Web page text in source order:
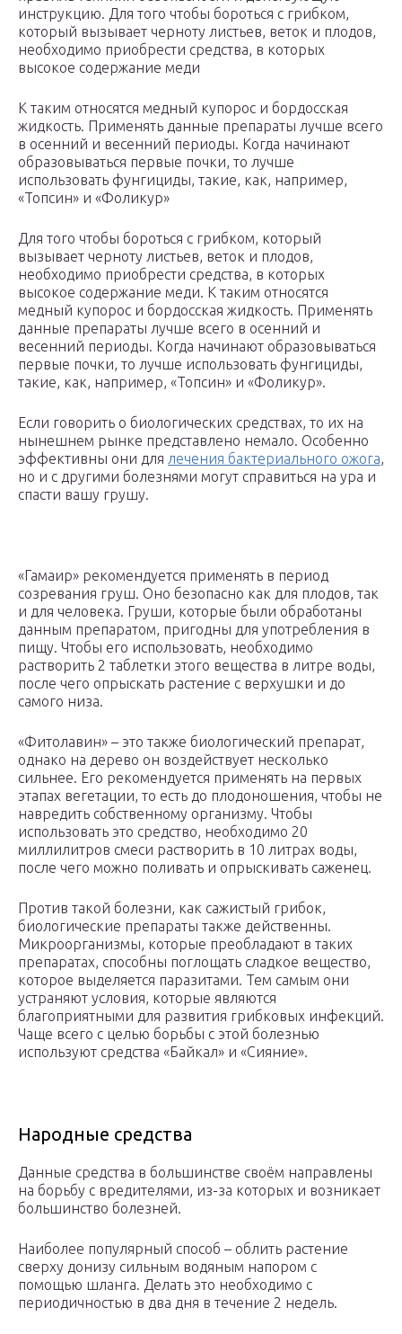
инструкцию. Для того чтобы бороться с грибком,
который вызывает черноту листьев, веток и плодов,
необходимо приобрести средства, в которых
высокое содержание меди
К таким относятся медный купорос и бордосская
жидкость. Применять данные препараты лучше всего
в осенний и весенний периоды. Когда начинают
образовываться первые почки, то лучше
использовать фунгициды, такие, как, например,
«Топсин» и «Фоликур»
Для того чтобы бороться с грибком, который
вызывает черноту листьев, веток и плодов,
необходимо приобрести средства, в которых
высокое содержание меди. К таким относятся
медный купорос и бордосская жидкость. Применять
данные препараты лучше всего в осенний и
весенний периоды. Когда начинают образовываться
первые почки, то лучше использовать фунгициды,
такие, как, например, «Топсин» и «Фоликур».
Если говорить о биологических средствах, то их на
нынешнем рынке представлено немало. Особенно
эффективны они для лечения бактериального ожога,
но и с другими болезнями могут справиться на ура и
спасти вашу грушу.
«Гамаир» рекомендуется применять в период
созревания груш. Оно безопасно как для плодов, так
и для человека. Груши, которые были обработаны
данным препаратом, пригодны для употребления в
пищу. Чтобы его использовать, необходимо
растворить 2 таблетки этого вещества в литре воды,
после чего опрыскать растение с верхушки и до
самого низа.
«Фитолавин» – это также биологический препарат,
однако на дерево он воздействует несколько
сильнее. Его рекомендуется применять на первых
этапах вегетации, то есть до плодоношения, чтобы не
навредить собственному организму. Чтобы
использовать это средство, необходимо 20
миллилитров смеси растворить в 10 литрах воды,
после чего можно поливать и опрыскивать саженец.
Против такой болезни, как сажистый грибок,
биологические препараты также действенны.
Микроорганизмы, которые преобладают в таких
препаратах, способны поглощать сладкое вещество,
которое выделяется паразитами. Тем самым они
устраняют условия, которые являются
благоприятными для развития грибковых инфекций.
Чаще всего с целью борьбы с этой болезнью
используют средства «Байкал» и «Сияние».
Народные средства
Данные средства в большинстве своём направлены
на борьбу с вредителями, из-за которых и возникает
большинство болезней.
Наиболее популярный способ – облить растение
сверху донизу сильным водяным напором с
помощью шланга. Делать это необходимо с
периодичностью в два дня в течение 2 недель.